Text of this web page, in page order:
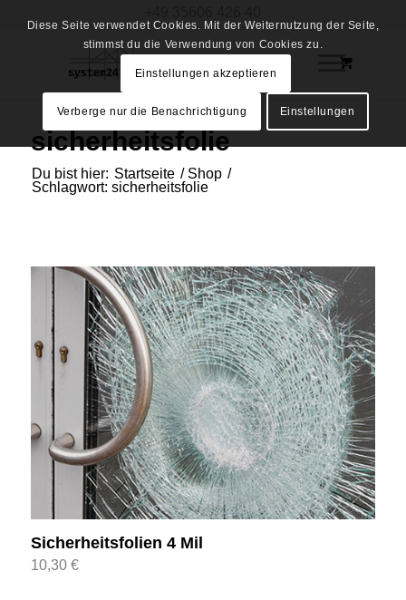
sicherheitsfolie
Du bist hier: Startseite / Shop /
Schlagwort: sicherheitsfolie
Sicherheitsfolien 4 Mil
10,30 €
Diese Seite verwendet Cookies. Mit der Weiternutzung der Seite,
stimmst du die Verwendung von Cookies zu.
Einstellungen akzeptieren
Verberge nur die Benachrichtigung Einstellungen